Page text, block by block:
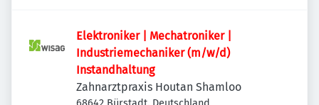
Elektroniker | Mechatroniker |
Industriemechaniker (m/w/d)
Instandhaltung
Zahnarztpraxis Houtan Shamloo